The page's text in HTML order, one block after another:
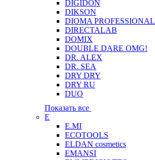
DIGIDON
DIKSON
DIOMA PROFESSIONAL
DIRECTALAB
DOMIX
DOUBLE DARE OMG!
DR. ALEX
DR. SEA
DRY DRY
DRY RU
DUO
Показать все
E
E.MI
ECOTOOLS
ELDAN cosmetics
EMANSI